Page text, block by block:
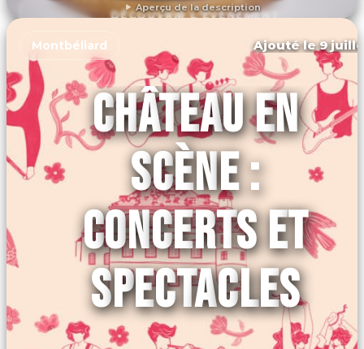
Aperçu de la description
DÉCOUVRIR L'ÉVÉNEMENT
Montbéliard Ajouté le 9
CHÂTEAU EN
SCÈNE :
CONCERTS ET
SPECTACLES